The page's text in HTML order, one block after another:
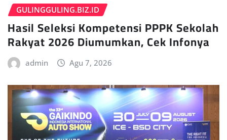
GULINGGULING.BIZ.ID
Hasil Seleksi Kompetensi PPPK Sekolah
Rakyat 2026 Diumumkan, Cek Infonya
admin Agu 7, 2026